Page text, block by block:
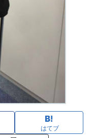
はてブ